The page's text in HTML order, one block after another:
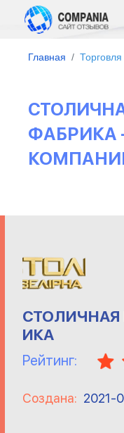
Главная Торговля
ФАБРИКА
ИКА
Рейтинг:
Создана: 2021-